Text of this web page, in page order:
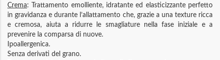
Crema: Trattamento emolliente, idratante ed elasticizzante perfetto
in gravidanza e durante l’allattamento che, grazie a una texture ricca
e cremosa, aiuta a ridurre le smagliature nella fase iniziale e a
prevenire la comparsa di nuove.
Ipoallergenica.
Senza derivati del grano.